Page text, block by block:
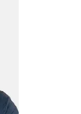
Nullpunkt-
fahren